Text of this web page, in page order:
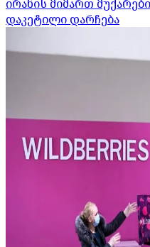
ირანის მიმართ
დაკეტილი დარჩება